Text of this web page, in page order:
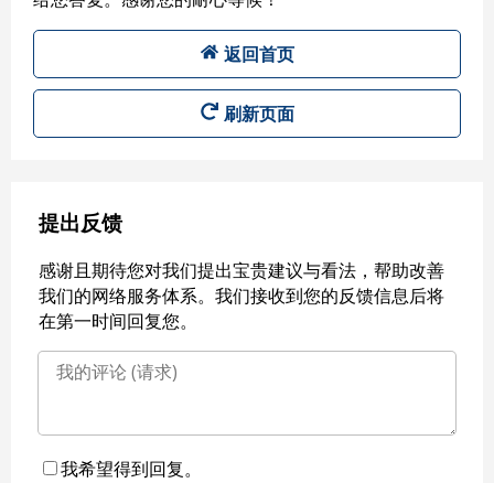
返回首页
刷新页面
提出反馈
感谢且期待您对我们提出宝贵建议与看法，帮助改善
我们的网络服务体系。我们接收到您的反馈信息后将
在第一时间回复您。
我希望得到回复。